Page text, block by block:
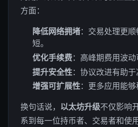
方面：
降低网络拥堵：交易处理更
短。
优化手续费：高峰期费用波动
提升安全性：协议改进有助于
增强可扩展性：更多应用能够
换句话说， 以太坊升级不仅影响
系到每一位持币者、交易者和使